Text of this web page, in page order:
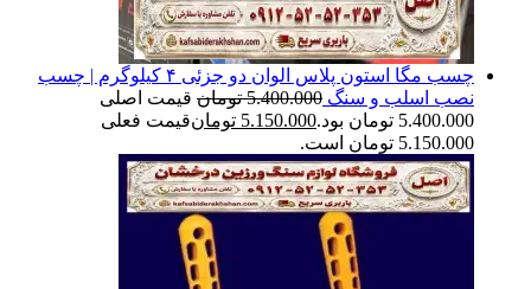
چسب مگا استون پلاس الوان دو جزئی ۴ کیلوگرم | چسب
نصب اسلب و سنگ 5.400.000 تومان قیمت اصلی
5.400.000 تومان بود.
5.150.000 تومانقیمت فعلی
5.150.000 تومان است.